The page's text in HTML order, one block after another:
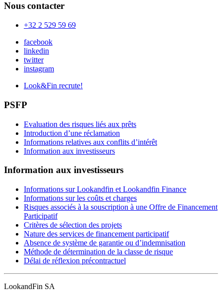
Nous contacter
+32 2 529 59 69
facebook
linkedin
twitter
instagram
Look&Fin recrute!
PSFP
Evaluation des risques liés aux prêts
Introduction d’une réclamation
Informations relatives aux conflits d’intérêt
Information aux investisseurs
Information aux investisseurs
Informations sur Lookandfin et Lookandfin Finance
Informations sur les coûts et charges
Risques associés à la souscription à une Offre de Financement
Participatif
Critères de sélection des projets
Nature des services de financement participatif
Absence de système de garantie ou d’indemnisation
Méthode de détermination de la classe de risque
Délai de réflexion précontractuel
LookandFin SA